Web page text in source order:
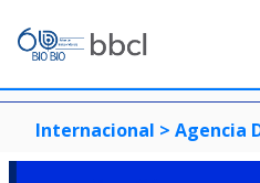
Internacional > Agencia